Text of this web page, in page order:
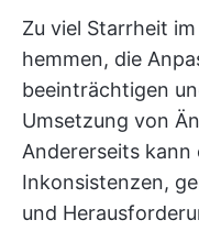
Zu viel Starrheit
hemmen, die
beeinträchtigen
Umsetzung von
Andererseits kann
Inkonsistenzen,
und